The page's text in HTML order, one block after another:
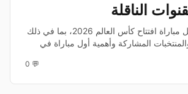
الناقلة
تعرف على تفاصيل مباراة افتتاح كأس العالم 2026، بما في ذلك
المشاركة وأهمية أول مباراة في
💬 0